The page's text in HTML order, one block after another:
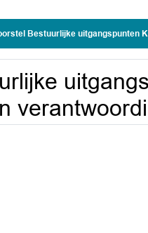
Bestuurlijke uitgangspunten KRW-